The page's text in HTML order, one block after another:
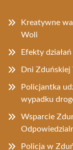
Kreatywne
Woli
Efekty
Dni
Policjantka
wypadku
Wsparcie
Policja w